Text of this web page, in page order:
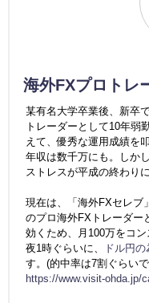
海外FXプロトレ
某有名大学卒業後、新卒
トレーダーとして10年弱
えて、優秀な運用成績を
年収は数千万にも。しか
ストレスが平成の終わり
現在は、「海外FXセレブ
のプロ海外FXトレーダー
効くため、月100万をコ
夜1時ぐらいに、
ドル円
す。(的中率は7割ぐらい
https://www.visit-ohda.jp/